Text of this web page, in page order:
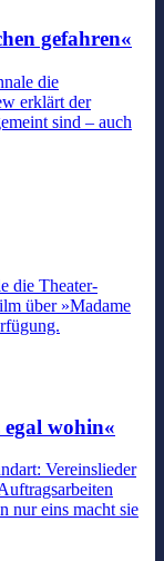
gefahren«
die
erklärt der
sind – auch
die Theater-
über »Madame
wohin«
Vereinslieder
nur eins macht sie